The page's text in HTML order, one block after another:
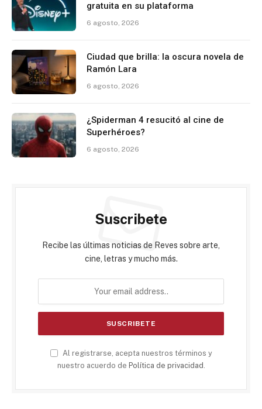
gratuita en su plataforma
6 agosto, 2026
Ciudad que brilla: la oscura novela de
Ramón Lara
6 agosto, 2026
¿Spiderman 4 resucitó al cine de
Superhéroes?
6 agosto, 2026
Suscribete
Recibe las últimas noticias de Reves sobre arte,
cine, letras y mucho más.
Al registrarse, acepta nuestros términos y
nuestro acuerdo de Política de privacidad .